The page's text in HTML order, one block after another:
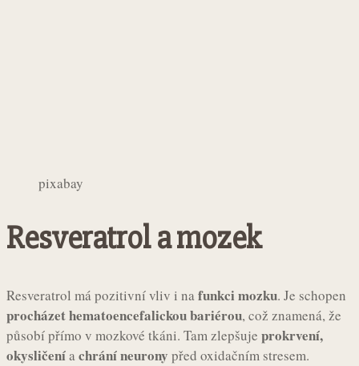
pixabay
Resveratrol a mozek
Resveratrol má pozitivní vliv i nafunkci mozku. Je schopen
procházet hematoencefalickou bariérou, což znamená, že
působí přímo v mozkové tkáni. Tam zlepšuje prokrvení,
okysličeníachrání neurony před oxidačním stresem.